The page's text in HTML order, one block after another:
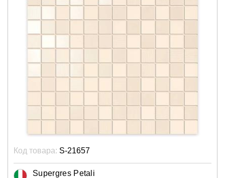
Код товара: S-21657
Supergres Petali